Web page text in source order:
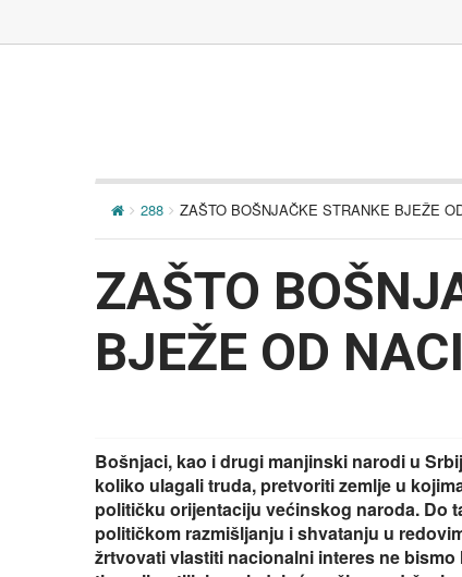
288 ZAŠTO BOŠNJAČKE STRANKE BJEŽE
ZAŠTO
BJEŽE OD
Bošnjaci, kao i drugi manjinski narodi u
koliko ulagali truda, pretvoriti zemlje u
političku orijentaciju većinskog naroda. Do
političkom razmišljanju i shvatanju u
žrtvovati vlastiti nacionalni interes ne